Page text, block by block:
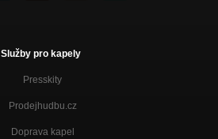
Služby pro kapely
Presskity
Prodejhudbu.cz
Doprava kapel